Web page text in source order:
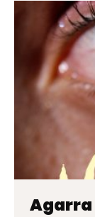
Agarra